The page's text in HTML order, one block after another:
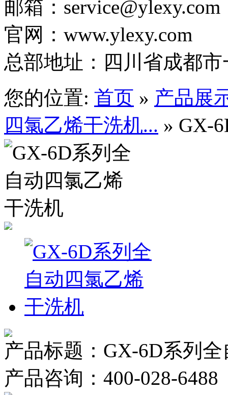
邮箱：service@ylexy.com
官网：www.ylexy.com
总部地址：四川省成都
您的位置: 首页 » 产品展
四氯乙烯干洗机... » GX-
产品标题：GX-6D系列
产品咨询： 400-028-6488